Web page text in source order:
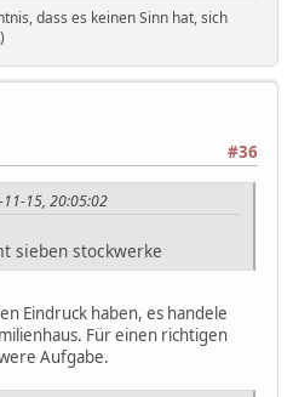
dass es keinen Sinn hat, sich
#36
15, 20:05:02
sieben stockwerke
Eindruck haben, es handele
Für einen richtigen
Aufgabe.